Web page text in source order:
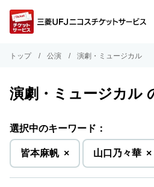
トップ 公演 演劇・ミュージカル
演劇・ミュージカル
選択中のキーワード：
皆本麻帆を
削
除
× 山口乃々華を
削
除
×